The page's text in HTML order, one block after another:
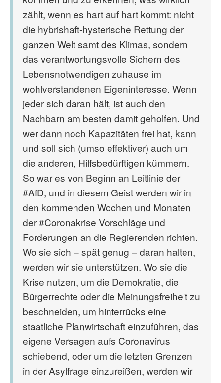
zählt, wenn es hart auf hart kommt: nicht
die hybrishaft-hysterische Rettung der
ganzen Welt samt des Klimas, sondern
das verantwortungsvolle Sichern des
Lebensnotwendigen zuhause im
wohlverstandenen Eigeninteresse. Wenn
jeder sich daran hält, ist auch den
Nachbarn am besten damit geholfen. Und
wer dann noch Kapazitäten frei hat, kann
und soll sich (umso effektiver) auch um
die anderen, Hilfsbedürftigen kümmern.
So war es von Beginn an Leitlinie der
#AfD, und in diesem Geist werden wir in
den kommenden Wochen und Monaten
der #Coronakrise Vorschläge und
Forderungen an die Regierenden richten.
Wo sie sich – spät genug – daran halten,
werden wir sie unterstützen. Wo sie die
Krise nutzen, um die Demokratie, die
Bürgerrechte oder die Meinungsfreiheit zu
beschneiden, um hinterrücks eine
staatliche Planwirtschaft einzuführen, das
eigene Versagen aufs Coronavirus
schiebend, oder um die letzten Grenzen
in der Asylfrage einzureißen, werden wir